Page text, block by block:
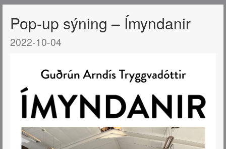
Pop-up sýning – Ímyndanir
2022-10-04